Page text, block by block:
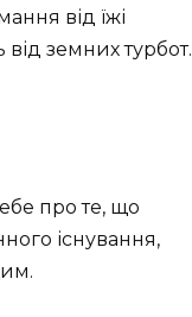
від їжі
земних турбот.
про те, що
існування,